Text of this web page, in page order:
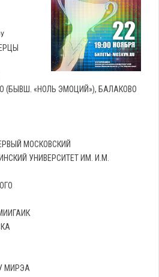
(БЫВШ. «НОЛЬ ЭМОЦИЙ»), БАЛАКОВО
МОСКОВСКИЙ
УНИВЕРСИТЕТ ИМ. И.М.
МИРЭА